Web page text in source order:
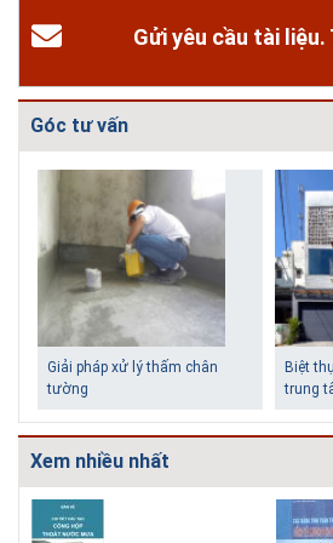
Gửi yêu cầu tài liệu.
Góc tư vấn
Giải pháp xử lý thấm chân
tường
Biệt
trung
Xem nhiều nhất